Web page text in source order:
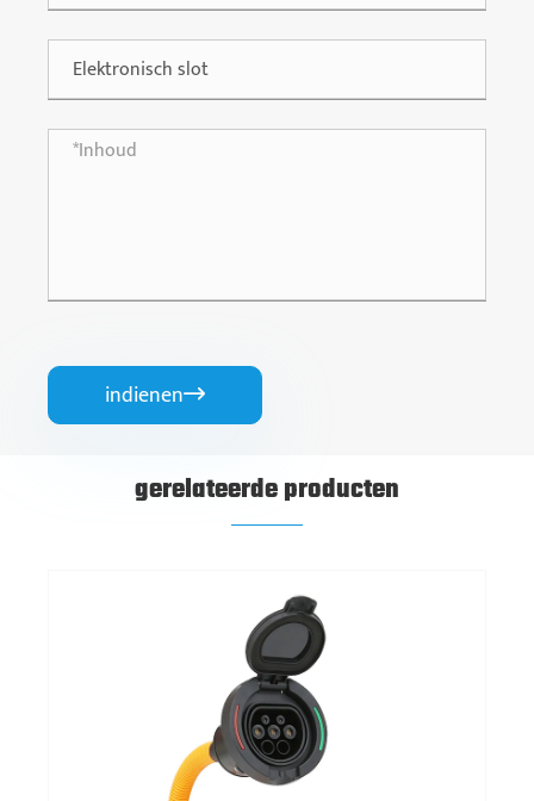
indienen
gerelateerde producten